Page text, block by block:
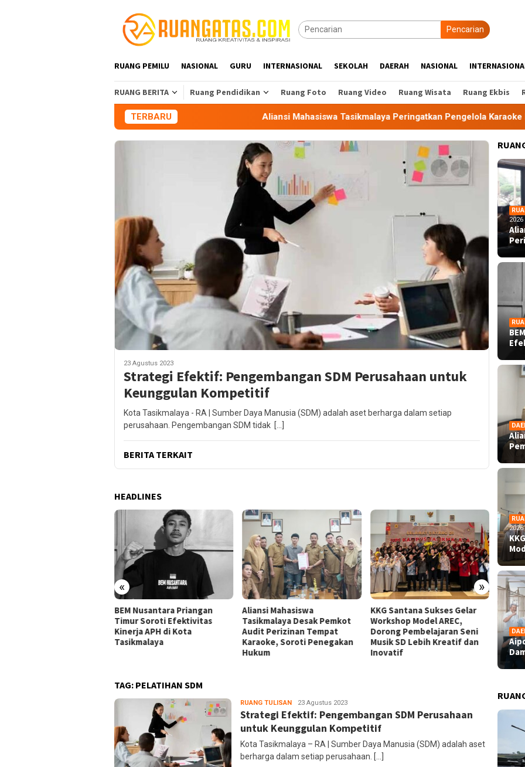
Pencarian
RUANG PEMILU NASIONAL GURU INTERNASIONAL SEKOLAH DAERAH NASIONAL
RUANG BERITA Ruang Pendidikan Ruang Foto Ruang Video Ruang Wisata Ruang Ekbis
TERBARU Aliansi Mahasiswa Tasikmalaya Peringatkan Pengelola Karaoke Penuhi
23 Agustus 2023
Strategi Efektif: Pengembangan SDM Perusahaan untuk
Keunggulan Kompetitif
Kota Tasikmalaya - RA | Sumber Daya Manusia (SDM) adalah aset berharga dalam setiap
perusahaan. Pengembangan SDM tidak […]
BERITA TERKAIT
HEADLINES
« »
BEM Nusantara Priangan
Timur Soroti Efektivitas
Kinerja APH di Kota
Tasikmalaya
Aliansi Mahasiswa
Tasikmalaya Desak Pemkot
Audit Perizinan Tempat
Karaoke, Soroti Penegakan
Hukum
KKG Santana Sukses Gelar
Workshop Model AREC,
Dorong Pembelajaran Seni
Musik SD Lebih Kreatif dan
Inovatif
Aipda
TAG: PELATIHAN SDM
RUANG TULISAN administrator
23 Agustus 2023
Strategi Efektif: Pengembangan SDM Perusahaan
untuk Keunggulan Kompetitif
Kota Tasikmalaya – RA | Sumber Daya Manusia (SDM) adalah aset
berharga dalam setiap perusahaan. […]
2026
2026